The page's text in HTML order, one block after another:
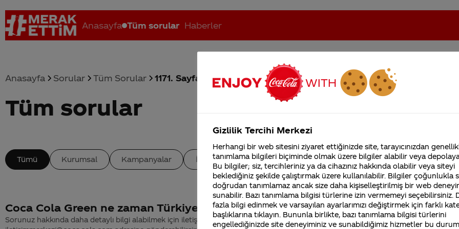
Anasayfa Tüm sorular Haberler
Coca-Cola nerenin malı? Coca cola İsrail malı mı Yani ... Coca-Cola'nın Filistin'de fabr...
Anasayfa Sorular Tüm Sorular 1171. Sayfa
Tüm sorular
Tümü Kurumsal Kampanyalar İçerik Sürdürülebilirlik Marka
Coca Cola Green ne zaman Türkiye'de
Sorunuz hakkında daha detaylı bilgi alabilmek için iletişim bilgilerinizi
Nasıl yapiyorsunuz bunu?
http://coca-colafabrikasi.com web adresinden online fabrika
Kurumsal
4355 Soru
Coca-Cola Şirketi
merak ettikleriniz.
Fabrikalarımız,
sertifikalarımız, faaliyet
gösterdiğimiz ülkeler,
tarihçemiz ve daha
Gizlilik Tercihi Merkezi
Herhangi bir web sitesini ziyaret ettiğinizde site, tarayıcınızdan
tanımlama bilgileri biçiminde olmak üzere bilgiler alabilir veya
Bu bilgiler; siz, tercihleriniz ya da cihazınız hakkında olabilir veya siteyi
beklediğiniz şekilde çalıştırmak üzere kullanılabilir. Bilgiler çoğunlukla
doğrudan tanımlamaz ancak size daha kişiselleştirilmiş bir web
sunabilir. Bazı tanımlama bilgisi türlerine izin vermemeyi seçebilirsiniz.
fazla bilgi edinmek ve varsayılan ayarlarımızı değiştirmek için farklı
başlıklarına tıklayın. Bununla birlikte, bazı tanımlama bilgisi türlerini
engellediğinizde site deneyiminiz ve sunabildiğimiz hizmetler bu